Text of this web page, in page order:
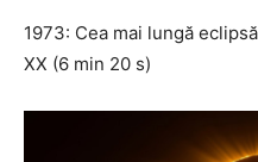
1973: Cea mai lungă
XX (6 min 20 s)